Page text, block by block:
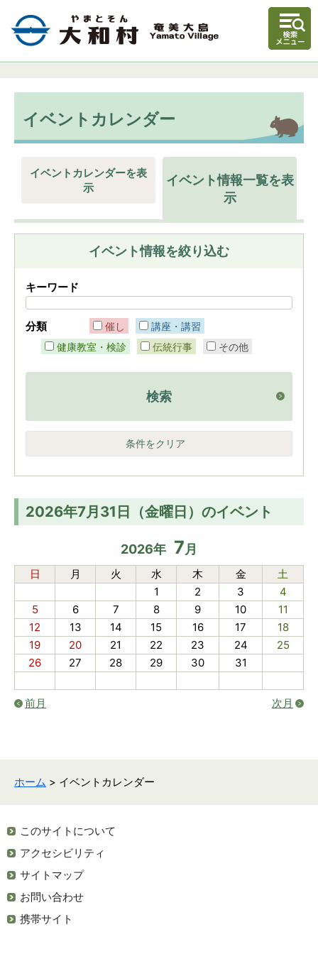
イベントカレンダー
イベントカレンダーを表
示
イベント情報一覧を表
示
イベント情報を絞り込む
キーワード
分類 催し
講座・講習
健康教室・検診
伝統行事 その他
検索
条件をクリア
2026年7月31日（金曜日）のイベント
2026年 7月
日 月 火 水 木 金
土
1
2 3
4
5
6 7 8 9 10
11
12
13 14 15 16 17
18
19
20 21 22 23 24
25
26
27 28 29 30 31
前月 次月
ホーム > イベントカレンダー
このサイトについて
アクセシビリティ
サイトマップ
お問い合わせ
携帯サイト